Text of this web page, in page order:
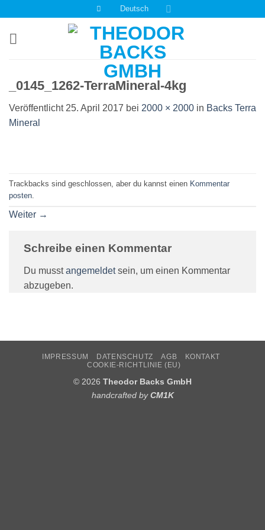
springen
Deutsch
_0145_1262-TerraMineral-4kg
Veröffentlicht 25. April 2017 bei 2000 × 2000 in Backs Terra
Mineral
Trackbacks sind geschlossen, aber du kannst einen Kommentar
posten
Weiter →
Schreibe einen Kommentar
Du musstangemeldetsein, um einen Kommentar
abzugeben.
IMPRESSUM DATENSCHUTZ AGB
KONTAKT
COOKIE-RICHTLINIE (EU)
© 2026 Theodor Backs GmbH
handcrafted byCM1K